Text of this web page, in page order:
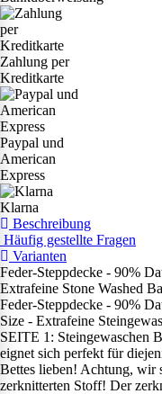
Zahlung per
Kreditkarte
Paypal und
American
Express
Klarna
Beschreibung
Häufig gestellte Fragen
Varianten
Feder-Steppdecke - 90%
Extrafeine Stone Washed
Feder-Steppdecke - 90%
Size - Extrafeine
SEITE 1: Steingewaschen
eignet sich perfekt für
Bettes lieben! Achtung, wir
zerknitterten Stoff! Der